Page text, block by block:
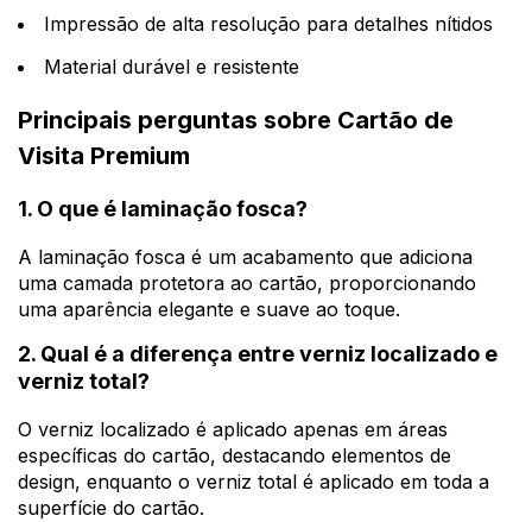
Impressão de alta resolução para detalhes nítidos
Material durável e resistente
Principais perguntas sobre Cartão de
Visita Premium
1. O que é laminação fosca?
A laminação fosca é um acabamento que adiciona
uma camada protetora ao cartão, proporcionando
uma aparência elegante e suave ao toque.
2. Qual é a diferença entre verniz localizado e
verniz total?
O verniz localizado é aplicado apenas em áreas
específicas do cartão, destacando elementos de
design, enquanto o verniz total é aplicado em toda a
superfície do cartão.